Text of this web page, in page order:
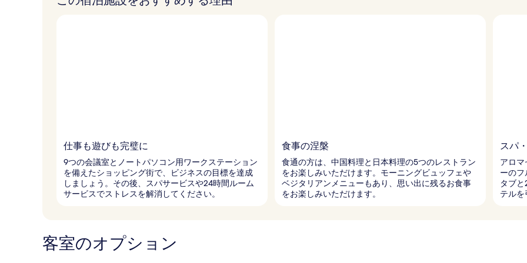
仕事も遊びも完璧に
9つの会議室とノートパソコン用ワークステーション
を備えたショッピング街で、ビジネスの目標を達成
しましょう。その後、スパサービスや24時間ルーム
サービスでストレスを解消してください。
食事の涅槃
食通の方は、中国料理と日本料理の5つのレストラン
をお楽しみいただけます。モーニングビュッフェや
ベジタリアンメニューもあり、思い出に残るお食事
をお楽しみいただけます。
スパ
アロ
ーの
タブ
テル
客室のオプション